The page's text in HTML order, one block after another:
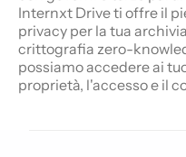
Internxt Drive ti offre il
privacy per la tua
crittografia zero-
possiamo accedere ai
proprietà, l'accesso e il